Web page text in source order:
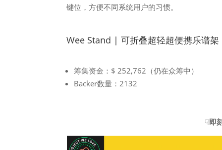
键位，方便不同系统用户的习惯。
Wee Stand | 可折叠超轻超便携乐谱架
筹集资金：$ 252,762（仍在众筹中）
Backer数量：2132
☟即